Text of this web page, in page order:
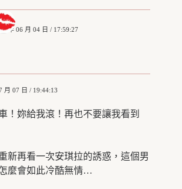
年 06 月 04 日 / 17:59:27
月 07 日 / 19:44:13
！妳給我滾！再也不要讓我看到
新再看一次安琪拉的誘惑，這個男
麼會如此冷酷無情…